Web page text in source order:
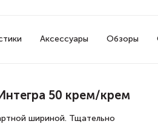
Аксессуары Обзоры
50 крем/крем
шириной. Тщательно